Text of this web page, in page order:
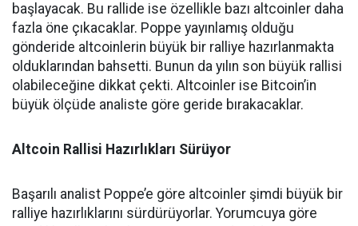
başlayacak. Bu rallide ise özellikle bazı altcoinler daha
fazla öne çıkacaklar. Poppe yayınlamış olduğu
gönderide altcoinlerin büyük bir ralliye hazırlanmakta
olduklarından bahsetti. Bunun da yılın son büyük rallisi
olabileceğine dikkat çekti. Altcoinler ise Bitcoin’in
büyük ölçüde analiste göre geride bırakacaklar.
Altcoin Rallisi Hazırlıkları Sürüyor
Başarılı analist Poppe’e göre altcoinler şimdi büyük bir
ralliye hazırlıklarını sürdürüyorlar. Yorumcuya göre